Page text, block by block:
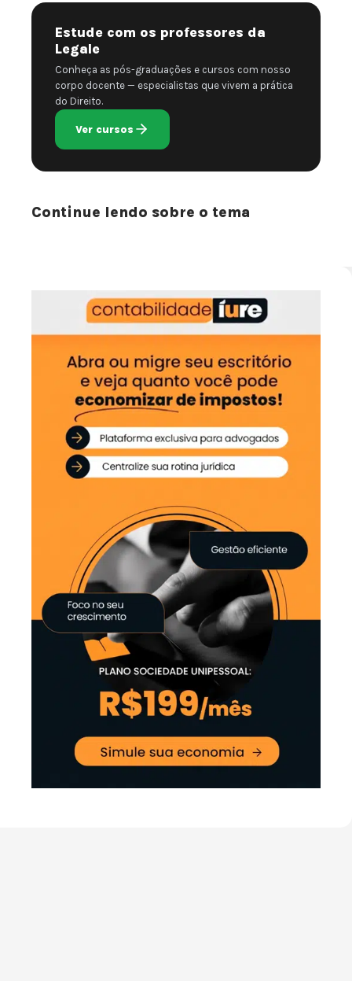
Estude com os professores da
Legale
Conheça as pós-graduações e cursos com nosso
corpo docente — especialistas que vivem a prática
do Direito.
Ver cursos
Continue lendo sobre o tema